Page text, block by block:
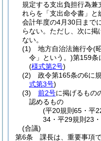
規定する支出負担行為兼
れらを「支出命令書」と
会計年度の4月30日まで
らない。 ただし、次に掲
ない。
(1)
地方自治法施行令(
令」という。)第159条
(様式第2号)
(2)
政令第165条の6に
式第3号)
(3)
前2号に掲げるもの
認めるもの
(平20規則65・平
34・平29規則23
(合議)
第6条
課長は、重要事項